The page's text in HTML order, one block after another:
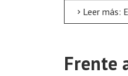
Leer más: Edición extraordinaria de El
Frente